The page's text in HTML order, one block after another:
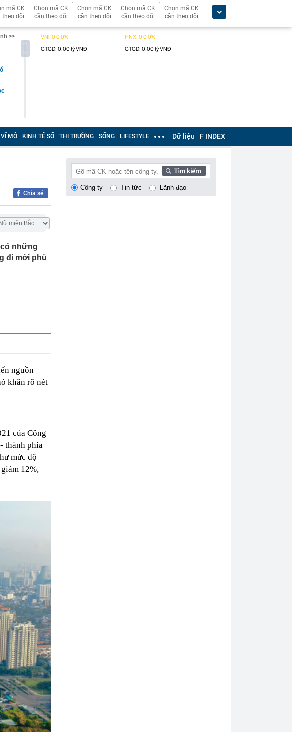
mã CK
theo dõi
Chọn mã CK
cần theo dõi
Chọn mã CK
cần theo dõi
Chọn mã CK
cần theo dõi
Chọn mã CK
cần theo dõi
>>
VĨ MÔ KINH TẾ SỐ THỊ TRƯỜNG SỐNG LIFESTYLE Dữ liệu F INDEX
Chia sẻ
những
đi mới phù
nguồn
khăn rõ nét
của Công
thành phía
mức độ
12%,
Công ty Tin tức Lãnh đạo